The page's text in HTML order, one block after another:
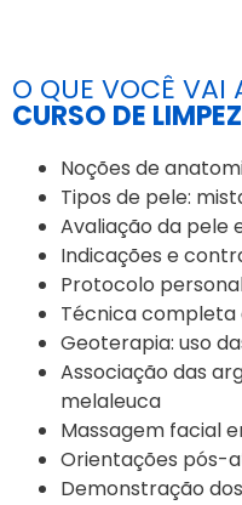
O QUE VOCÊ VAI
CURSO DE
Noções de
Tipos de pele:
Avaliação da pele
Indicações e
Protocolo
Técnica completa
Geoterapia: uso
Associação das
melaleuca
Massagem facial
Orientações pós-
Demonstração